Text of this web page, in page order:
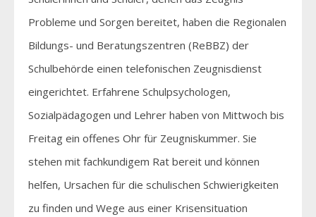
Probleme und Sorgen bereitet, haben die Regionalen
Bildungs- und Beratungszentren (ReBBZ) der
Schulbehörde einen telefonischen Zeugnisdienst
eingerichtet. Erfahrene Schulpsychologen,
Sozialpädagogen und Lehrer haben von Mittwoch bis
Freitag ein offenes Ohr für Zeugniskummer. Sie
stehen mit fachkundigem Rat bereit und können
helfen, Ursachen für die schulischen Schwierigkeiten
zu finden und Wege aus einer Krisensituation